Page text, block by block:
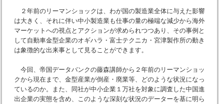
２年前のリーマンショックは、わが国の製造業全体に与えた影響
は大きく、それに伴い中小製造業も仕事の量の極端な減少から海外
マーケットへの視点とアクションが求められつつあり、その事例と
して自動車金型企業のオギハラ・富士テクニカ・宮津製作所の動き
は象徴的な出来事として見ることができます。
今回、帝国データバンクの藤森講師から２年前のリーマンショッ
クから現在まで、金型産業が倒産・廃業等、どのような状況になっ
ているのか。また、同社が中小企業１万社を対象に調査した中国進
出企業の実態を含め、このような深刻な状況のデーターを基に明ら